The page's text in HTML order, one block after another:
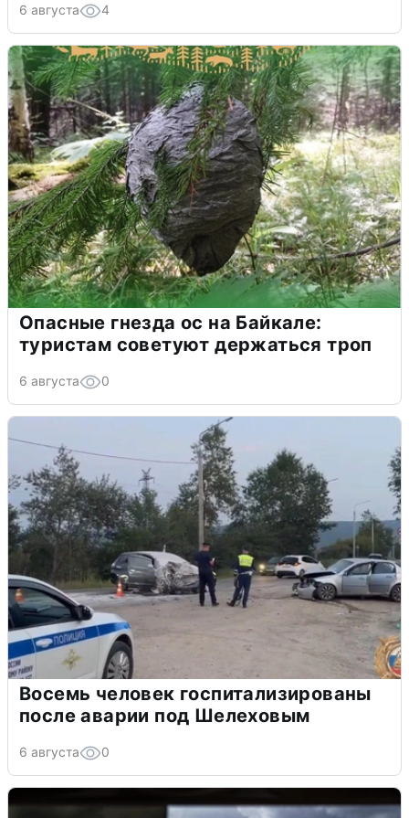
6 августа 4
Опасные гнезда ос на Байкале:
туристам советуют держаться троп
6 августа 0
Восемь человек госпитализированы
после аварии под Шелеховым
6 августа 0